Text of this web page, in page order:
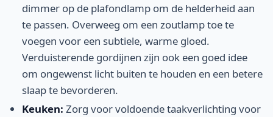
dimmer op de plafondlamp om de helderheid aan
te passen. Overweeg om een zoutlamp toe te
voegen voor een subtiele, warme gloed.
Verduisterende gordijnen zijn ook een goed idee
om ongewenst licht buiten te houden en een betere
slaap te bevorderen.
Keuken: Zorg voor voldoende taakverlichting voor